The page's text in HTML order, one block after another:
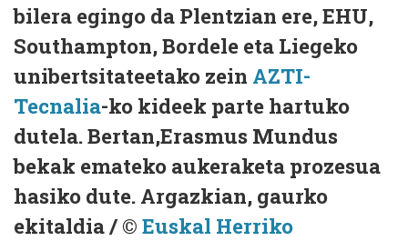
bilera egingo da Plentzian ere, EHU,
Southampton, Bordele eta Liegeko
unibertsitateetako zein AZTI-
Tecnalia-ko kideek parte hartuko
dutela. Bertan,Erasmus Mundus
bekak emateko aukeraketa prozesua
hasiko dute. Argazkian, gaurko
ekitaldia / © Euskal Herriko